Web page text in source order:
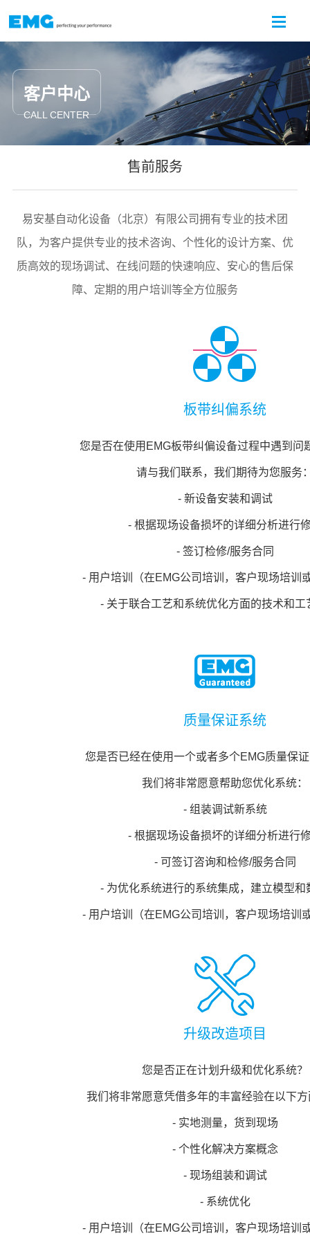
客户中心
CALL CENTER
售前服务
易安基自动化设备（北京）有限公司拥有专业的技术团
队，为客户提供专业的技术咨询、个性化的设计方案、优
质高效的现场调试、在线问题的快速响应、安心的售后保
障、定期的用户培训等全方位服务
板带纠偏系统
您是否在使用EMG板带纠偏设备过程中遇到问
请与我们联系，我们期待为您服务
- 新设备安装和调试
- 根据现场设备损坏的详细分析进行
- 签订检修/服务合同
- 用户培训（在EMG公司培训，客户现场培训
- 关于联合工艺和系统优化方面的技术和工
质量保证系统
您是否已经在使用一个或者多个EMG质量保
我们将非常愿意帮助您优化系统：
- 组装调试新系统
- 根据现场设备损坏的详细分析进行
- 可签订咨询和检修/服务合同
- 为优化系统进行的系统集成，建立模型和
- 用户培训（在EMG公司培训，客户现场培训
升级改造项目
您是否正在计划升级和优化系统？
我们将非常愿意凭借多年的丰富经验在以下
- 实地测量，货到现场
- 个性化解决方案概念
- 现场组装和调试
- 系统优化
- 用户培训（在EMG公司培训，客户现场培训